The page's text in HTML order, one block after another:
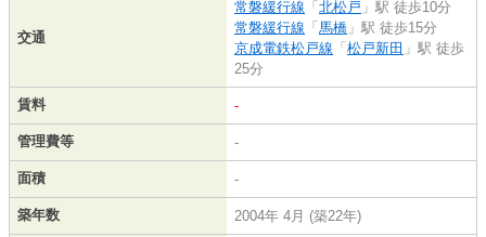
交通
常磐緩行線 「 北松戸 」駅 徒歩10分
常磐緩行線 「 馬橋 」駅 徒歩15分
京成電鉄松戸線 「 松戸新田 」駅 徒歩
25分
賃料 -
管理費等 -
面積 -
築年数 2004年 4月 (築22年)